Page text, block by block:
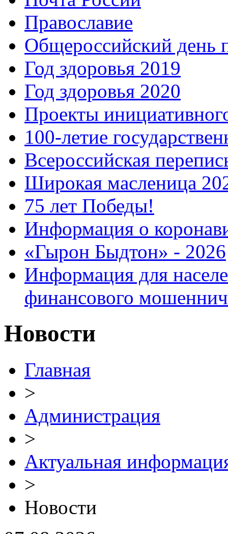
Православие
Общероссийский день
Год здоровья 2019
Год здоровья 2020
Проекты
100-летие
Всероссийская
Широкая масленица
75 лет Победы!
Информация о
«Гырон Быдтон» - 2026
Информация для
финансового
Новости
Главная
>
Администрация
>
Актуальная
>
Новости